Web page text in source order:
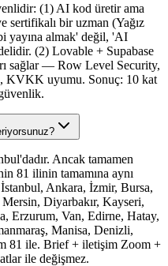
(1) AI kod üretir ama
bir uzman (Yağız
yayına almak' değil, 'AI
(2) Lovable + Supabase
sağlar — Row Level Security,
KVKK uyumu. Sonuç: 10 kat
Ancak tamamen
81 ilinin tamamına aynı
Ankara, İzmir, Bursa,
Diyarbakır, Kayseri,
Erzurum, Van, Edirne, Hatay,
Manisa, Denizli,
81 ile. Brief + iletişim Zoom +
ile değişmez.